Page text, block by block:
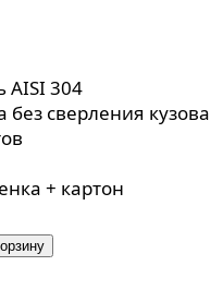
AISI 304
сверления кузова
+ картон